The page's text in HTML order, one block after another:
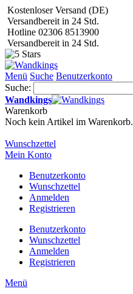
Kostenloser Versand (DE)
Versandbereit in 24 Std.
Hotline 02306 8513900
Versandbereit in 24 Std.
Menü Suche Benutzerkonto
Suche:
Wandkings
Warenkorb
Noch kein Artikel im Warenkorb.
Wunschzettel
Mein Konto
Benutzerkonto
Wunschzettel
Anmelden
Registrieren
Benutzerkonto
Wunschzettel
Anmelden
Registrieren
Menü